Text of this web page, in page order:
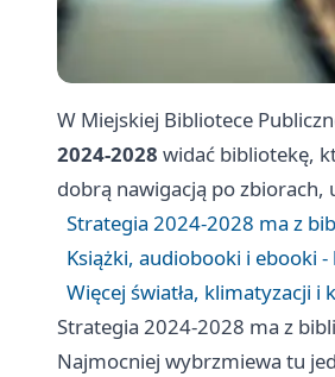
W Miejskiej Bibliotece
2024-2028 widać bibliotekę,
dobrą nawigacją po zbiorach,
Strategia 2024-2028 ma z
Książki, audiobooki i ebooki
Więcej światła, klimatyzacji
Strategia 2024-2028 ma z
Najmocniej wybrzmiewa tu